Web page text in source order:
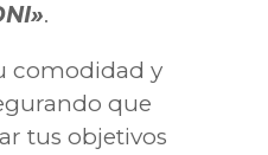
.
comodidad y
que
tus objetivos